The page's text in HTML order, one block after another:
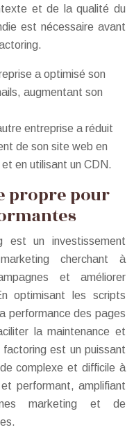
et de la qualité du
est nécessaire avant
a optimisé son
augmentant son
entreprise a réduit
de son site web en
en utilisant un CDN.
propre pour
est un investissement
cherchant à
et améliorer
optimisant les scripts
performance des pages
la maintenance et
factoring est un puissant
complexe et difficile à
performant, amplifiant
marketing et de